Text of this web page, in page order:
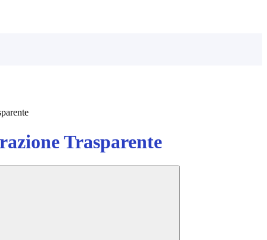
Trasparente